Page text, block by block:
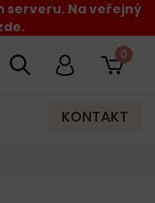
serveru. Na veřejný
0
KONTAKT